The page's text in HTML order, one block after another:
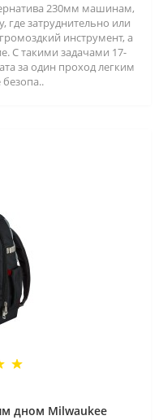
230мм машинам,
где затруднительно или
инструмент, а
С такими задачами 17-
за один проход легким
безопа..
дном Milwaukee